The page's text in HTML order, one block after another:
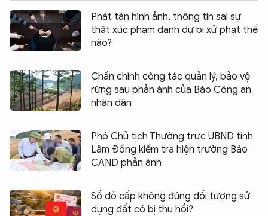
Phát tán hình ảnh, thông tin sai sự
thật xúc phạm danh dự bị xử phạt thế
nào?
Chấn chỉnh công tác quản lý, bảo vệ
rừng sau phản ánh của Báo Công an
nhân dân
Phó Chủ tịch Thường trực UBND tỉnh
Lâm Đồng kiểm tra hiện trường Báo
CAND phản ánh
Sổ đỏ cấp không đúng đối tượng sử
dụng đất có bị thu hồi?